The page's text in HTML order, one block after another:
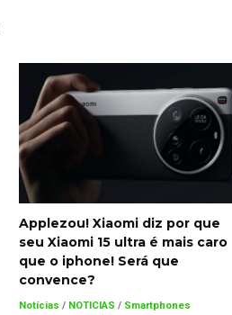
Applezou! Xiaomi diz por que
seu Xiaomi 15 ultra é mais caro
que o iphone! Será que
convence?
Notícias / NOTICIAS / Smartphones